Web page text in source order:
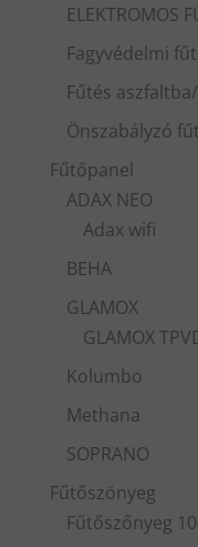
ELEKTROMOS
Fagyvédelmi
Fűtés
Önszabályzó
Fűtőpanel
ADAX NEO
Adax wifi
BEHA
GLAMOX
GLAMOX
Kolumbo
Methana
SOPRANO
Fűtőszönyeg
Fűtőszőnyeg